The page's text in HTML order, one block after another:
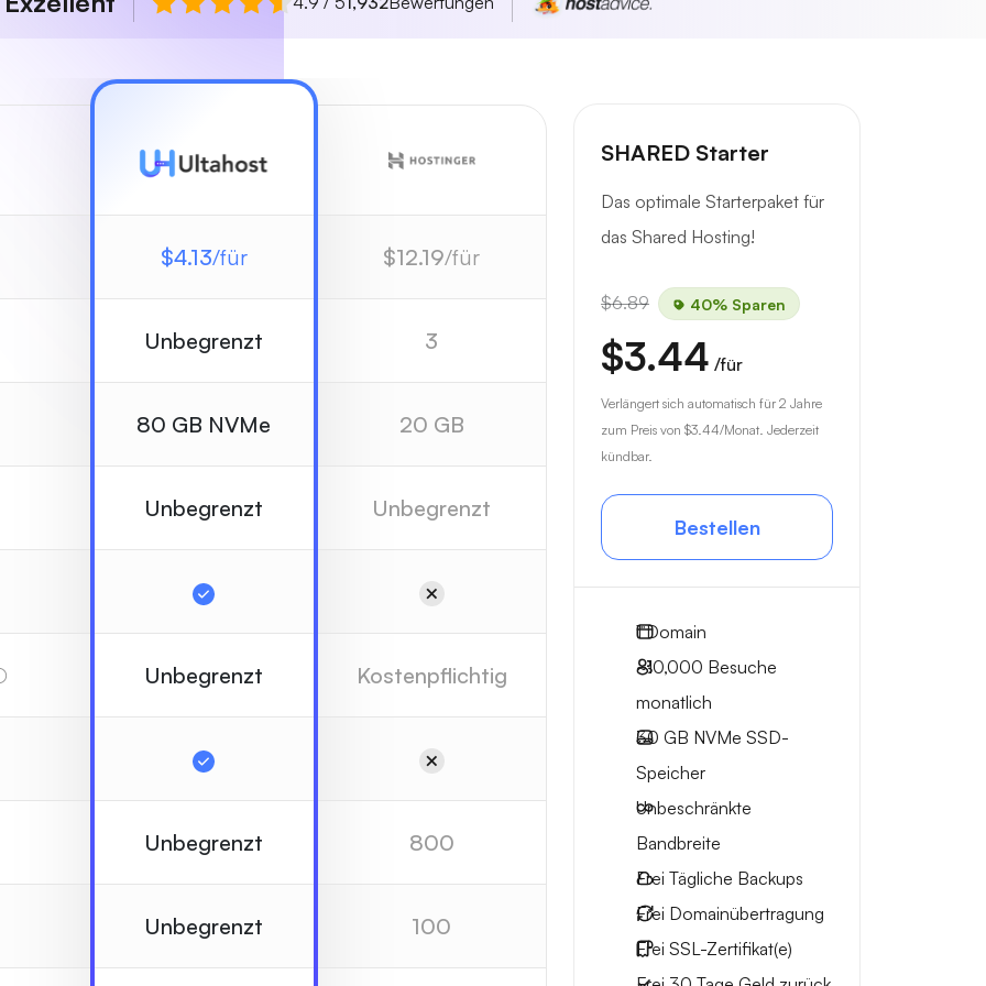
$4.13/für
Unbegrenzt
80 GB NVMe
Unbegrenzt
Unbegrenzt
Unbegrenzt
Unbegrenzt
$12.19/für
3
20 GB
Unbegrenzt
Kostenpflichtig
800
100
SHARED Starter
Das optimale Starterpaket für
das Shared Hosting!
$6.89 40% Sparen
$3.44 /für
Verlängert sich automatisch für 2 Jahre
zum Preis von $3.44/Monat. Jederzeit
kündbar.
Bestellen
1Domain
~10,000 Besuche
monatlich
30 GB NVMe SSD-
Speicher
Unbeschränkte
Bandbreite
Frei Tägliche Backups
Frei Domainübertragung
Frei SSL-Zertifikat(e)